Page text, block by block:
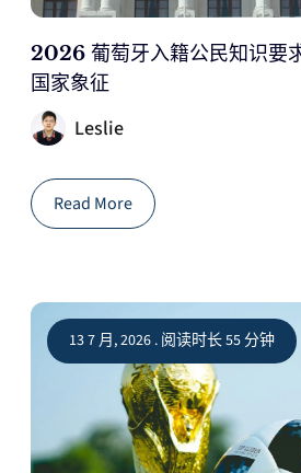
2026 葡萄牙入籍公民知识要
国家象征
Leslie
Read More
13 7 月, 2026 . 阅读时长 55 分钟